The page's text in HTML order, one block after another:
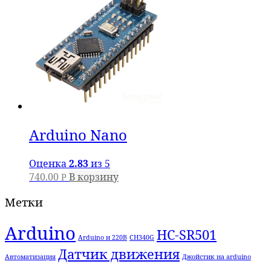
Arduino Nano
Оценка2.83из 5
740.00 Р В корзину
Метки
Arduino Arduino и 220В CH340G HC-SR501
Автоматизация Датчик движения Джойстик на arduino